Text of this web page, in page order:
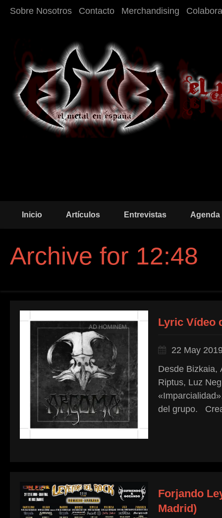
Sobre Nosotros Contacto Merchandising
Inicio Artículos Entrevistas Agenda
Archive for 12:48
Lyric Vídeo
22 May
Desde Bizkaia,
Riptus, Luz
del grupo.
Forjando
Madrid)